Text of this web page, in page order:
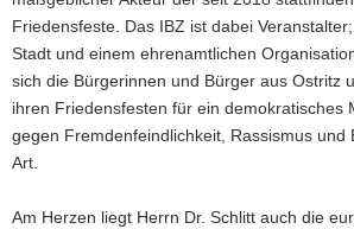
Friedensfeste. Das IBZ ist dabei
Stadt und einem ehrenamtlichen
sich die Bürgerinnen und Bürger aus Ostritz
ihren Friedensfesten für ein demokratisches
gegen Fremdenfeindlichkeit, Rassismus und
Art.
Am Herzen liegt Herrn Dr. Schlitt auch die